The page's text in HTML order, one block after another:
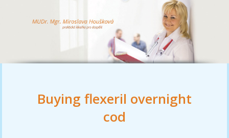
Buying flexeril overnight
cod